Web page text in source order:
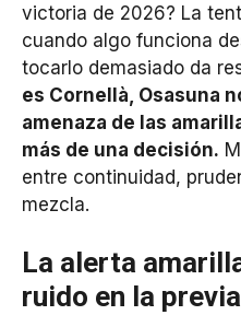
victoria de 2026? La
cuando algo funciona
tocarlo demasiado da
es Cornellà, Osasuna
amenaza de las
más de una decisión.
entre continuidad,
mezcla.
La alerta
ruido en la previa